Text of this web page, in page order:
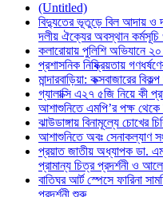
(Untitled)
বিদ্যুতের ভূতুড়ে বিল আদায় ও
দলীয় ঐক্যের অবস্থান কর্মসূচি
কলারোয়ায় পুলিশি অভিযানে
প্রশাসনিক নিষ্ক্রিয়তায়
মান্দারবাড়িয়া: কক্সবাজারের
গ্যালাক্সি এ২৭ ৫জি নিয়ে কী
আশাশুনিতে এমপি’র পক্ষ থেকে
ঝাউডাঙ্গায় বিনামূল্যে চোখের
আশাশুনিতে অবঃ সেনাকল্যাণ
প্রয়াত জাতীয় অধ্যাপক ডা.
প্রামান্য চিত্র প্রদর্শনী ও
বাতিঘর আর্ট স্পেসে ফারিনা